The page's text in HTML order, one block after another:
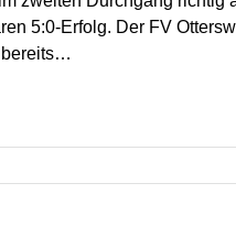
5:0‑Erfolg. Der FV
bereits…